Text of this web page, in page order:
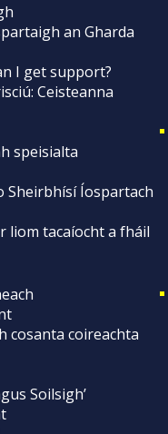
an Gharda
I get support?
Ceisteanna
speisialta
Sheirbhísí Íospartach
liom tacaíocht a fháil
cosanta coireachta
Soilsigh’